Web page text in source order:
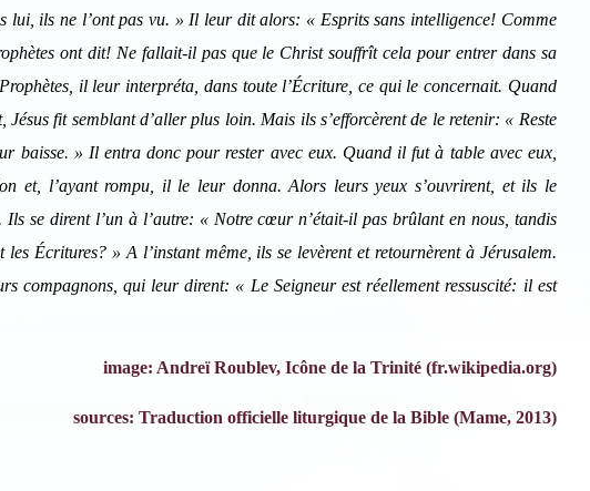
lui, ils ne l’ont pas vu. » Il leur dit alors: « Esprits sans intelligence! Comme
ont dit! Ne fallait-il pas que le Christ souffrît cela pour entrer dans sa
il leur interpréta, dans toute l’Écriture, ce qui le concernait. Quand
fit semblant d’aller plus loin. Mais ils s’efforcèrent de le retenir: « Reste
baisse. » Il entra donc pour rester avec eux. Quand il fut à table avec eux,
et, l’ayant rompu, il le leur donna. Alors leurs yeux s’ouvrirent, et ils le
se dirent l’un à l’autre: « Notre cœur n’était-il pas brûlant en nous, tandis
Écritures? » A l’instant même, ils se levèrent et retournèrent à Jérusalem.
compagnons, qui leur dirent: « Le Seigneur est réellement ressuscité: il est
image: Andreï Roublev, Icône de la Trinité (fr.wikipedia.org)
sources: Traduction officielle liturgique de la Bible (Mame, 2013)